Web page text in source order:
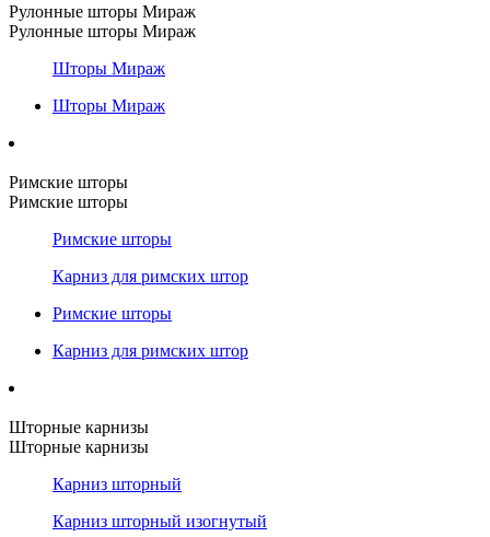
Рулонные шторы Мираж
Рулонные шторы Мираж
Шторы Мираж
Шторы Мираж
Римские шторы
Римские шторы
Римские шторы
Карниз для римских штор
Римские шторы
Карниз для римских штор
Шторные карнизы
Шторные карнизы
Карниз шторный
Карниз шторный изогнутый